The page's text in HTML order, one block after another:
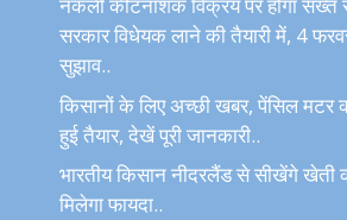
नकली कीटनाशक विक्रय पर होगा सख्त
सरकार विधेयक लाने की तैयारी में, 4
सुझाव..
किसानों के लिए अच्छी खबर, पेंसिल मटर
हुई तैयार, देखें पूरी जानकारी..
भारतीय किसान नीदरलैंड से सीखेंगे
मिलेगा फायदा..